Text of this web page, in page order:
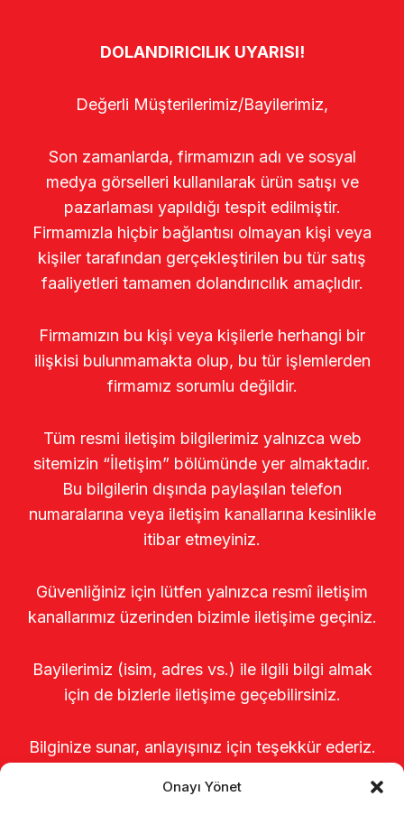
Onayı Yönet
DOLANDIRICILIK UYARISI!
Değerli Müşterilerimiz/Bayilerimiz,
Son zamanlarda, firmamızın adı ve sosyal
medya görselleri kullanılarak ürün satışı ve
pazarlaması yapıldığı tespit edilmiştir.
Firmamızla hiçbir bağlantısı olmayan kişi veya
kişiler tarafından gerçekleştirilen bu tür satış
faaliyetleri tamamen dolandırıcılık amaçlıdır.
Firmamızın bu kişi veya kişilerle herhangi bir
ilişkisi bulunmamakta olup, bu tür işlemlerden
firmamız sorumlu değildir.
Tüm resmi iletişim bilgilerimiz yalnızca web
sitemizin “İletişim” bölümünde yer almaktadır.
Bu bilgilerin dışında paylaşılan telefon
numaralarına veya iletişim kanallarına kesinlikle
itibar etmeyiniz.
Güvenliğiniz için lütfen yalnızca resmî iletişim
kanallarımız üzerinden bizimle iletişime geçiniz.
Bayilerimiz (isim, adres vs.) ile ilgili bilgi almak
için de bizlerle iletişime geçebilirsiniz.
Bilginize sunar, anlayışınız için teşekkür ederiz.